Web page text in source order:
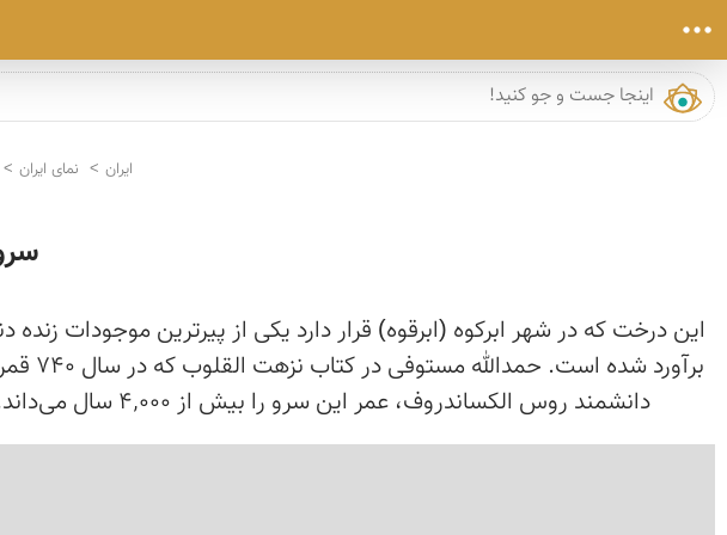
ایران نمای ایران
دانشمند روس الکساندروف، عمر این سرو را بیش از ۴٬۰۰۰ سال می‌داند. برخی از افسانه‌ها، کاشتن آنرا به زرتشت نسبت می‌دهند و برخی نیز به یافث (پسر نوح).